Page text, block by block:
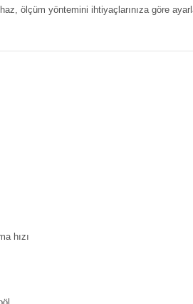
ölçüm yöntemini ihtiyaçlarınıza göre
hızı